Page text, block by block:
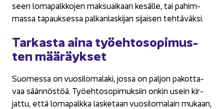
seen lo­ma­palk­ko­jen mak­suai­kaan ke­säl­le, tai pa­him­
mas­sa ta­pauk­ses­sa pal­kan­las­ki­jan si­jai­sen teh­tä­väk­si.
Tar­kas­ta aina työ­eh­to­so­pi­mus­
ten mää­räyk­set
Suo­mes­sa on vuo­si­lo­ma­la­ki, jossa on pal­jon pa­kot­ta­
vaa sään­nös­töä. Työ­eh­to­so­pi­muk­siin onkin usein kir­
jat­tu, että lo­ma­palk­ka las­ke­taan vuo­si­lo­ma­lain mu­kaan,